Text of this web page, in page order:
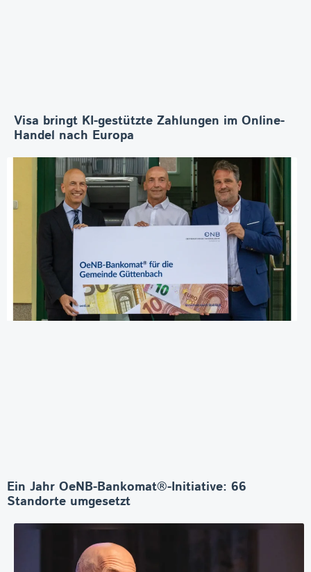
Visa bringt KI-gestützte Zahlungen im Online-
Handel nach Europa
Ein Jahr OeNB-Bankomat®-Initiative: 66
Standorte umgesetzt